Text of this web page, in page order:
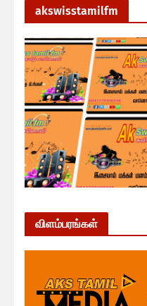
akswisstamilfm
விளம்பரங்கள்